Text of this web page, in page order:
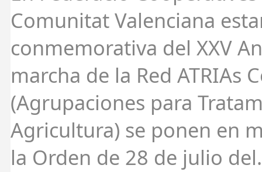
Comunitat Valenciana
conmemorativa del XXV
marcha de la Red ATRIAs
(Agrupaciones para
Agricultura) se ponen en
la Orden de 28 de julio